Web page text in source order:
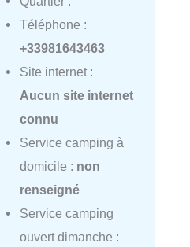
Téléphone :
+33981643463
Site internet :
Aucun site internet
connu
Service camping à
domicile : non
renseigné
Service camping
ouvert dimanche :